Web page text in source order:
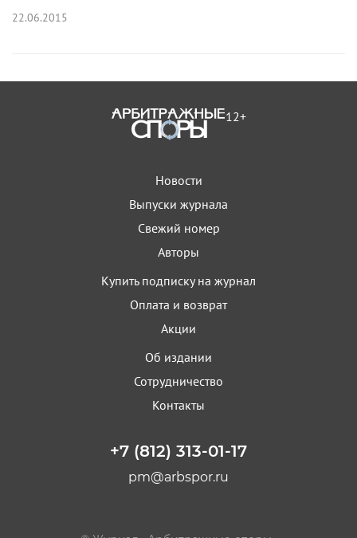
22.06.2015
12+
Новости
Выпуски журнала
Свежий номер
Авторы
Купить подписку на журнал
Оплата и возврат
Акции
Об издании
Сотрудничество
Контакты
+7 (812) 313-01-17
pm@arbspor.ru